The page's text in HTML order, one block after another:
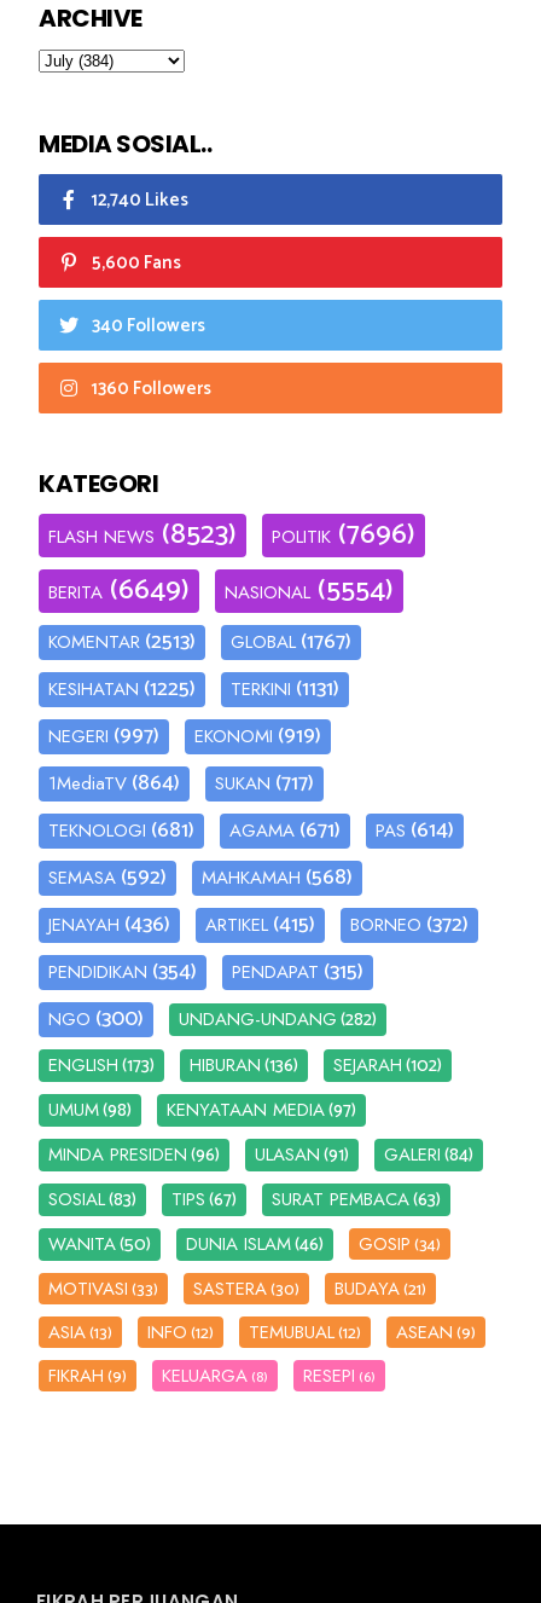
ARCHIVE
MEDIA SOSIAL..
12,740 Likes
5,600 Fans
340 Followers
1360 Followers
KATEGORI
FLASH NEWS (8523) POLITIK (7696)
BERITA (6649) NASIONAL (5554)
KOMENTAR (2513) GLOBAL (1767)
KESIHATAN (1225) TERKINI (1131)
NEGERI (997) EKONOMI (919)
1MediaTV (864) SUKAN (717)
TEKNOLOGI (681) AGAMA (671) PAS (614)
SEMASA (592) MAHKAMAH (568)
JENAYAH (436) ARTIKEL (415) BORNEO (372)
PENDIDIKAN (354) PENDAPAT (315)
NGO (300) UNDANG-UNDANG(282)
ENGLISH(173) HIBURAN(136) SEJARAH(102)
UMUM(98) KENYATAAN MEDIA(97)
MINDA PRESIDEN(96) ULASAN(91) GALERI(84)
SOSIAL(83) TIPS(67) SURAT PEMBACA(63)
WANITA(50) DUNIA ISLAM(46) GOSIP(34)
MOTIVASI(33) SASTERA(30) BUDAYA(21)
ASIA(13) INFO(12) TEMUBUAL(12) ASEAN(9)
FIKRAH(9) KELUARGA (8) RESEPI (6)